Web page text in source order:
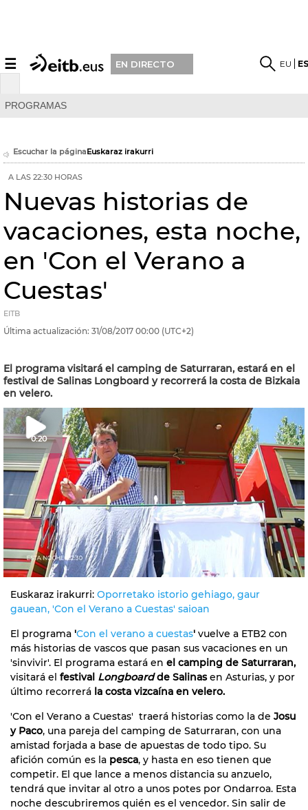
☰ EN DIRECTO EU
PROGRAMAS
Escuchar la páginaEuskaraz irakurri
A LAS 22:30 HORAS
Nuevas historias de
vacaciones, esta noche,
en 'Con el Verano a
Cuestas'
EITB
Última actualización: 31/08/2017 00:00 (UTC+2)
El programa visitará el camping de Saturraran, estará en el
festival de Salinas Longboard y recorrerá la costa de Bizkaia
en velero.
0:20
Euskaraz irakurri: Oporretako istorio gehiago, gaur
gauean, 'Con el Verano a Cuestas' saioan
El programa 'Con el verano a cuestas' vuelve a ETB2 con
más historias de vascos que pasan sus vacaciones en un
'sinvivir'. El programa estará en el camping de Saturraran,
visitará el festival Longboardde Salinasen Asturias, y por
último recorrerá la costa vizcaína en velero.
'Con el Verano a Cuestas' traerá historias como la de Josu
y Paco, una pareja del camping de Saturraran, con una
amistad forjada a base de apuestas de todo tipo. Su
afición común es la pesca, y hasta en eso tienen que
competir. El que lance a menos distancia su anzuelo,
tendrá que invitar al otro a unos potes por Ondarroa. Esta
noche descubriremos quién es el vencedor. Sin salir de